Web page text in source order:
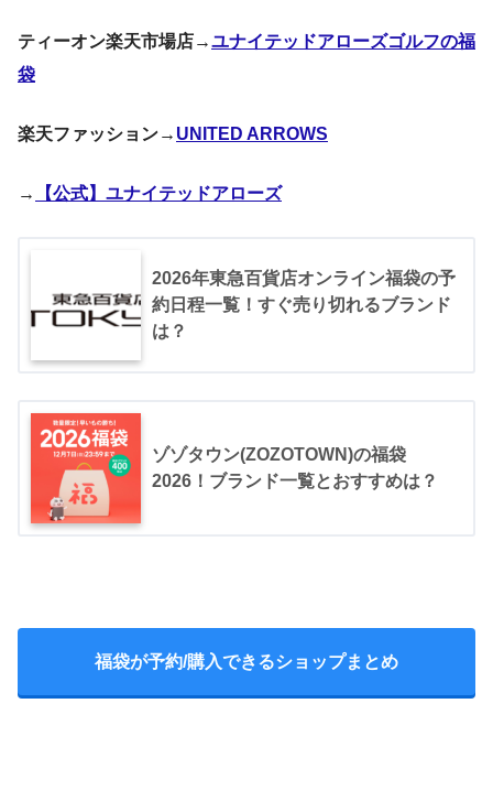
ティーオン楽天市場店→ユナイテッドアローズゴルフの福
袋
楽天ファッション→ UNITED ARROWS
→ 【公式】ユナイテッドアローズ
2026年東急百貨店オンライン福袋の予
約日程一覧！すぐ売り切れるブランド
は？
ゾゾタウン(ZOZOTOWN)の福袋
2026！ブランド一覧とおすすめは？
福袋が予約/購入できるショップまとめ